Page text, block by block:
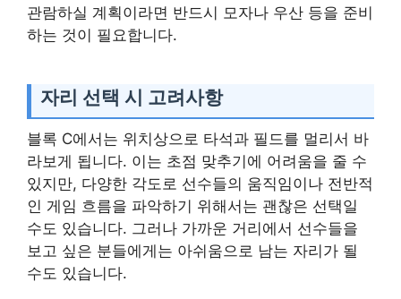
관람하실 계획이라면 반드시 모자나 우산 등을 준비
하는 것이 필요합니다.
자리 선택 시 고려사항
블록 C에서는 위치상으로 타석과 필드를 멀리서 바
라보게 됩니다. 이는 초점 맞추기에 어려움을 줄 수
있지만, 다양한 각도로 선수들의 움직임이나 전반적
인 게임 흐름을 파악하기 위해서는 괜찮은 선택일
수도 있습니다. 그러나 가까운 거리에서 선수들을
보고 싶은 분들에게는 아쉬움으로 남는 자리가 될
수도 있습니다.